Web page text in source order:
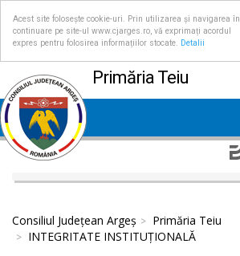
Acest site folosește cookie-uri. Prin utilizarea și navigarea în
continuare pe site-ul www.cjarges.ro, vă exprimați acordul
expres pentru folosirea informațiilor stocate.
Detalii
Primăria Teiu
Consiliul Județean Argeș
Primăria Teiu
INTEGRITATE INSTITUȚIONALĂ